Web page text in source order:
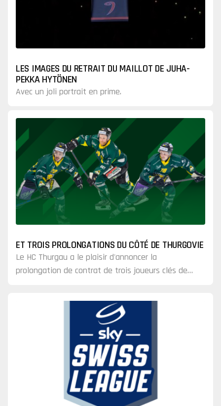
LES IMAGES DU RETRAIT DU MAILLOT DE JUHA-
PEKKA HYTÖNEN
Avec un joli portrait en prime.
ET TROIS PROLONGATIONS DU CÔTÉ DE THURGOVIE
Le HC Thurgau a le plaisir d'annoncer la
prolongation de contrat de trois joueurs clés de
suédois Daniel Ljunggren.